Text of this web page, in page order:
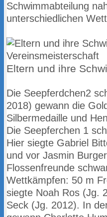
Schwimmabteilung
unterschiedlichen
Eltern und ihre
Die Seepferdchen2
2018) gewann die
Silbermedaille und
Die Seepferchen 1
Hier siegte Gabriel
und vor Jasmin Burger
Flossenfreunde
Wettkämpfen: 50 m
siegte Noah Ros (Jg.
Seck (Jg. 2012). In